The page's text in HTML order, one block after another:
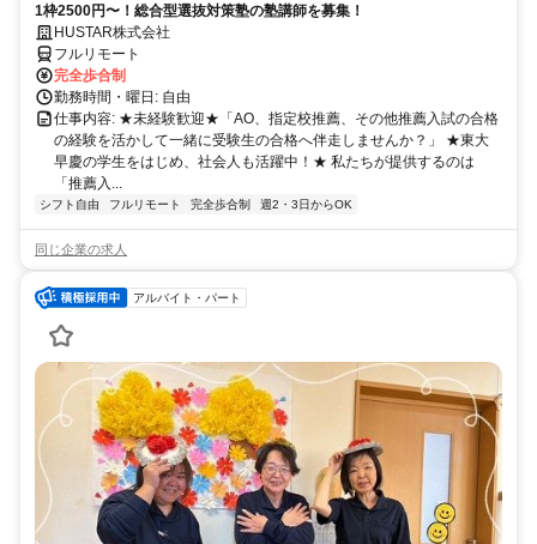
1枠2500円〜！総合型選抜対策塾の塾講師を募集！
HUSTAR株式会社
フルリモート
完全歩合制
勤務時間・曜日: 自由
仕事内容: ★未経験歓迎★「AO、指定校推薦、その他推薦入試の合格
の経験を活かして一緒に受験生の合格へ伴走しませんか？」 ★東大
早慶の学生をはじめ、社会人も活躍中！★ 私たちが提供するのは
「推薦入...
シフト自由 フルリモート 完全歩合制 週2・3日からOK
同じ企業の求人
アルバイト・パート